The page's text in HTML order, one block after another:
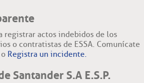
registrar actos indebidos de los
o contratistas de ESSA. Comunícate
o Registra un incidente.
Santander S.A E.S.P.